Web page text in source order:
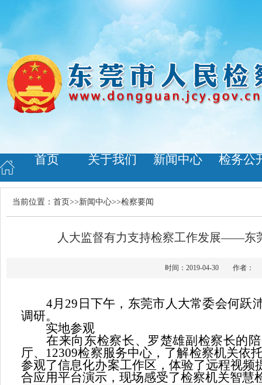
首页 关于我们 新闻中心 检务公
当前位置： 首页>>新闻中心>>检察要闻
人大监督有力支持检察工作发展——东
时间：2019-04-30 作者
4月29日下午，东莞市人大常委会何跃
调研。
实地参观
在来向东检察长、罗楚雄副检察长的陪
厅、12309检察服务中心，了解检察机关依
参观了信息化办案工作区，体验了远程视
合应用平台演示，现场感受了检察机关智慧